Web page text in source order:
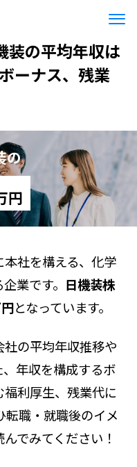
装の平均年収は
ーナス、残業
の
円
社を構える、化学
業です。 日機装株
となっています。
の平均年収推移や
年収を構成するボ
利厚生、残業代に
転職・就職後のイメ
でみてください！